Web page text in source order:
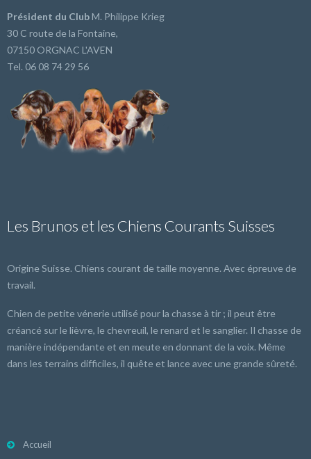
Président du ClubM. Philippe Krieg
30 C route de la Fontaine,
07150 ORGNAC L'AVEN
Tel. 06 08 74 29 56
Les Brunos et les Chiens Courants Suisses
Origine Suisse. Chiens courant de taille moyenne. Avec épreuve de
travail.
Chien de petite vénerie utilisé pour la chasse à tir ; il peut être
créancé sur le lièvre, le chevreuil, le renard et le sanglier. Il chasse de
manière indépendante et en meute en donnant de la voix. Même
dans les terrains difficiles, il quête et lance avec une grande sûreté.
Accueil